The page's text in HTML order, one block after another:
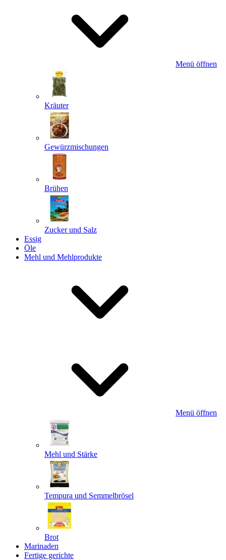
Menü öffnen
Kräuter
Gewürzmischungen
Brühen
Zucker und Salz
Essig
Öle
Mehl und Mehlprodukte
Menü öffnen
Mehl und Stärke
Tempura und Semmelbrösel
Brot
Marinaden
Fertige gerichte